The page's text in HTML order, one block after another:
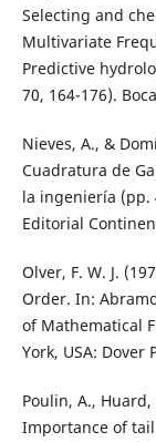
Selecting and
Multivariate
Predictive
70, 164-176).
Nieves, A., &
Cuadratura de
la ingeniería (pp.
Editorial
Olver, F. W. J.
Order. In:
of Mathematical
York, USA: Dover
Poulin, A., Huard,
Importance of